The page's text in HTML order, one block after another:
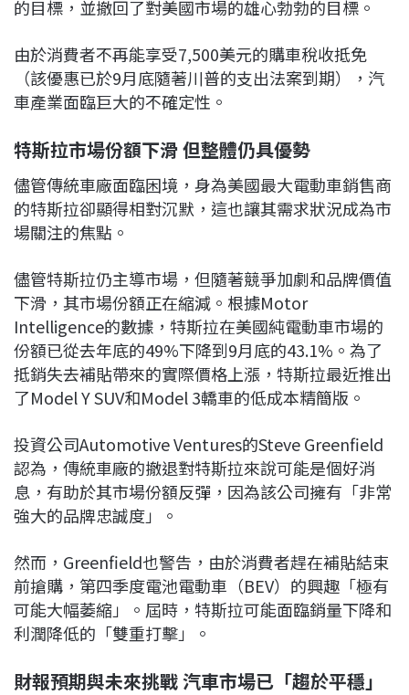
的目標，並撤回了對美國市場的雄心勃勃的目標。
由於消費者不再能享受7,500美元的購車稅收抵免
（該優惠已於9月底隨著川普的支出法案到期），汽
車產業面臨巨大的不確定性。
特斯拉市場份額下滑 但整體仍具優勢
儘管傳統車廠面臨困境，身為美國最大電動車銷售商
的特斯拉卻顯得相對沉默，這也讓其需求狀況成為市
場關注的焦點。
儘管特斯拉仍主導市場，但隨著競爭加劇和品牌價值
下滑，其市場份額正在縮減。根據Motor
Intelligence的數據，特斯拉在美國純電動車市場的
份額已從去年底的49%下降到9月底的43.1%。為了
抵銷失去補貼帶來的實際價格上漲，特斯拉最近推出
了Model Y SUV和Model 3轎車的低成本精簡版。
投資公司Automotive Ventures的Steve Greenfield
認為，傳統車廠的撤退對特斯拉來說可能是個好消
息，有助於其市場份額反彈，因為該公司擁有「非常
強大的品牌忠誠度」。
然而，Greenfield也警告，由於消費者趕在補貼結束
前搶購，第四季度電池電動車（BEV）的興趣「極有
可能大幅萎縮」。屆時，特斯拉可能面臨銷量下降和
利潤降低的「雙重打擊」。
財報預期與未來挑戰 汽車市場已「趨於平穩」